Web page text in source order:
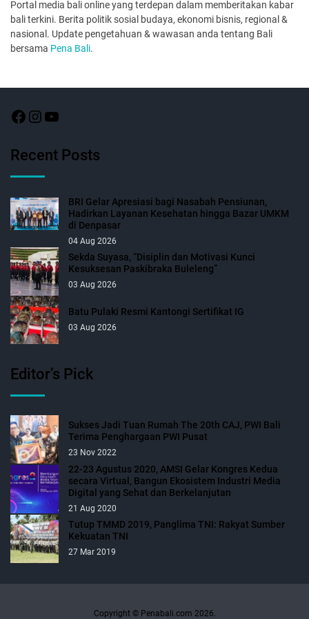
Portal media bali online yang terdepan dalam memberitakan kabar
bali terkini. Berita politik sosial budaya, ekonomi bisnis, regional &
nasional. Update pengetahuan & wawasan anda tentang Bali
bersama Pena Bali.
Recent Posts
BRI Gelar Apresiasi bagi Nasabah Pensiunan,
Hadirkan Layanan Kesehatan hingga Bazar UMKM
di Denpasar
04 Aug 2026
Sekda Suyasa, “Disiplin dan Motivasi Kunci
Kesuksesan Paskibraka Buleleng”
03 Aug 2026
Batu Pulaki Resmi Kantongi Sertifikat IG
03 Aug 2026
Editor’s Pick
Sukses Jadi Tuan Rumah The 20th CAJ, PWI Bali
Terima Penghargaan PWI Pusat
23 Nov 2022
22-23 Agustus 2020, AMSI Gelar Kongres Kedua
secara Virtual, Bangun Ekosistem Industri Media
Digital yang Sehat dan Berkelanjutan
21 Aug 2020
Tutup TMMD 2019, Panglima TNI: Rakyat Sumber
Kekuatan TNI
27 Mar 2019
Copyright © Penabali.com 2026.